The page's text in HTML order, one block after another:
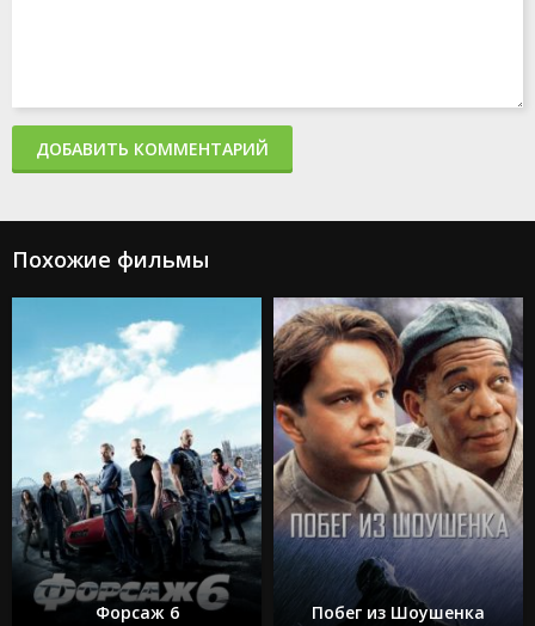
Головоломка 2
2024
Лэндмен
2024
Большой
потенциал
2024
Подай знак
2024
ДОБАВИТЬ КОММЕНТАРИЙ
Похожие фильмы
Форсаж 6 Побег из Шоушенка